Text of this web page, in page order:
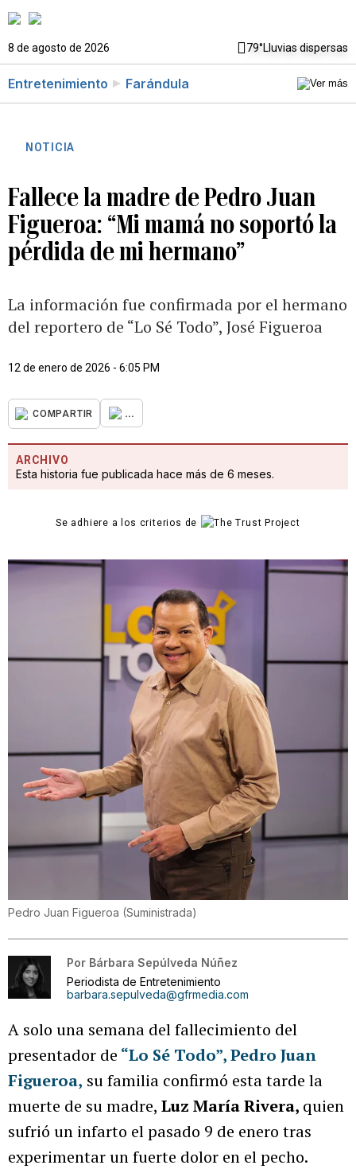
8 de agosto de 2026 79°Lluvias dispersas
Entretenimiento Farándula
NOTICIA
Fallece la madre de Pedro Juan
Figueroa: “Mi mamá no soportó la
pérdida de mi hermano”
La información fue confirmada por el hermano
del reportero de “Lo Sé Todo”, José Figueroa
12 de enero de 2026 - 6:05 PM
COMPARTIR ...
ARCHIVO
Esta historia fue publicada hace más de 6 meses.
Se adhiere a los criterios de
Pedro Juan Figueroa (Suministrada)
Por Bárbara Sepúlveda Núñez
Periodista de Entretenimiento
barbara.sepulveda@gfrmedia.com
A solo una semana del fallecimiento del
presentador de “Lo Sé Todo”, Pedro Juan
Figueroa, su familia confirmó esta tarde la
muerte de su madre, Luz María Rivera, quien
sufrió un infarto el pasado 9 de enero tras
experimentar un fuerte dolor en el pecho.